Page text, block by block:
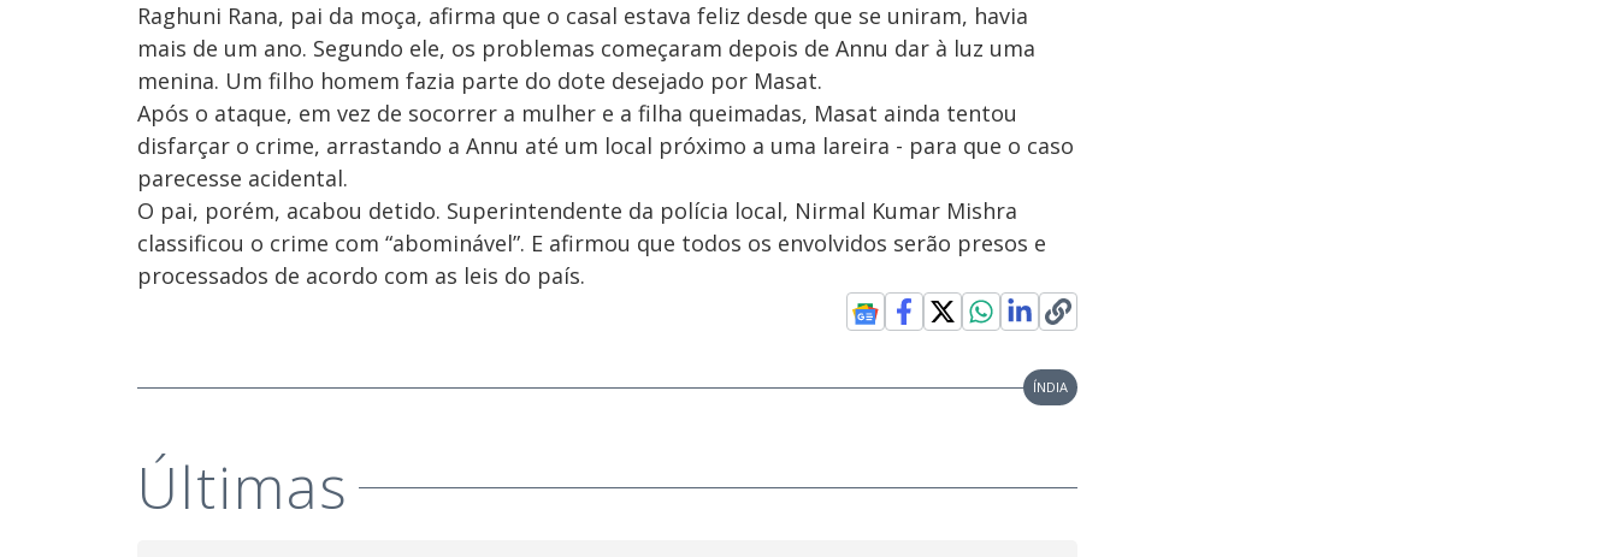
Raghuni Rana, pai da moça, afirma que o casal estava feliz desde que se uniram, havia
mais de um ano. Segundo ele, os problemas começaram depois de Annu dar à luz uma
menina. Um filho homem fazia parte do dote desejado por Masat.
Após o ataque, em vez de socorrer a mulher e a filha queimadas, Masat ainda tentou
disfarçar o crime, arrastando a Annu até um local próximo a uma lareira - para que o caso
parecesse acidental.
O pai, porém, acabou detido. Superintendente da polícia local, Nirmal Kumar Mishra
classificou o crime com “abominável”. E afirmou que todos os envolvidos serão presos e
processados de acordo com as leis do país.
ÍNDIA
Últimas